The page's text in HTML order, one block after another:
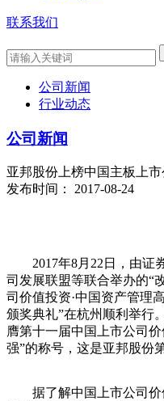
联系我们
公司新闻
行业动态
公司新闻
亚邦股份上榜中国主板上
发布时间： 2017-08-24
2017年8月22日，由证
司发展联盟等联合举办的
司价值投资·中国资产管理
颁奖典礼”在杭州顺利举行
膺第十一届中国上市公司
强”的称号，这是亚邦股份
据了解中国上市公司价